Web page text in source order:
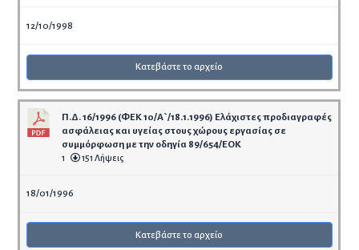
12/10/1998
Κατεβάστε το αρχείο
Π.Δ. 16/1996 (ΦΕΚ 10/Α`/18.1.1996) Ελάχιστες προδιαγραφές
ασφάλειας και υγείας στους χώρους εργασίας σε
συμμόρφωση με την οδηγία 89/654/EOK
1 151 Λήψεις
18/01/1996
Κατεβάστε το αρχείο